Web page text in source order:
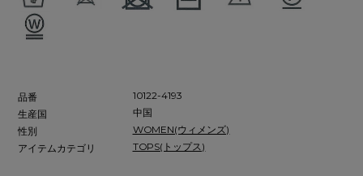
品番
10122-4193
生産国
中国
性別
WOMEN(ウィメンズ)
アイテムカテゴリ
TOPS(トップス)